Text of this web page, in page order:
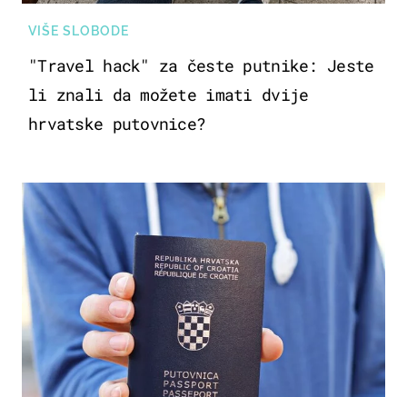
VIŠE SLOBODE
"Travel hack" za česte putnike: Jeste
li znali da možete imati dvije
hrvatske putovnice?